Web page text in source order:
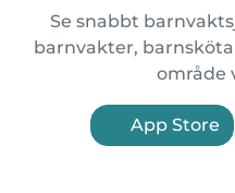
Se snabbt
barnvakter,
område
App Store